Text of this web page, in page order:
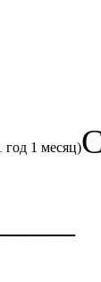
год 1 месяц)